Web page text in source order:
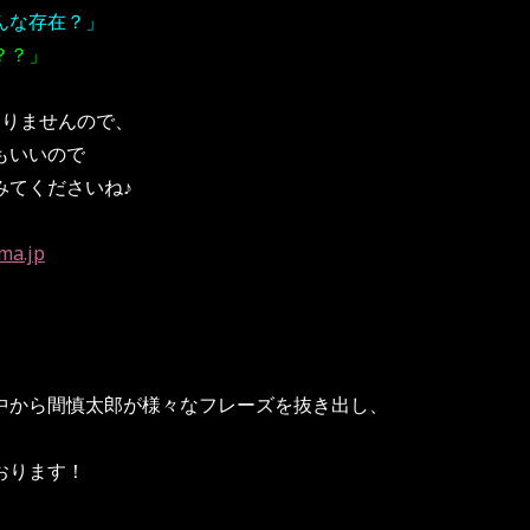
存在？」
」
ませんので、
いいので
てくださいね♪
ら間慎太郎が様々なフレーズを抜き出し、
ます！